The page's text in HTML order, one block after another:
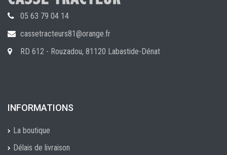
05 63 79 04 14
cassetracteurs81@orange.fr
RD 612 - Rouzadou, 81120 Labastide-Dénat
INFORMATIONS
La boutique
Délais de livraison